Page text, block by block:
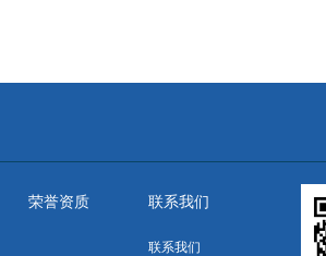
荣誉资质 联系我们
联系我们